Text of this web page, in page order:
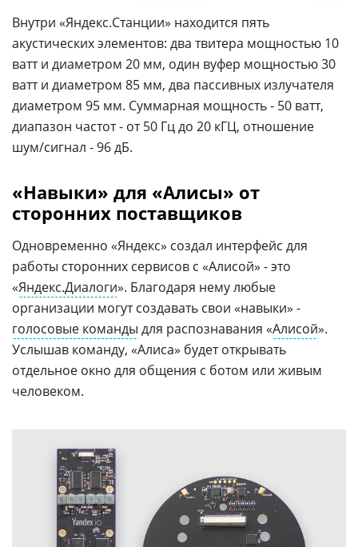
Внутри «Яндекс.Станции» находится пять
акустических элементов: два твитера мощностью 10
ватт и диаметром 20 мм, один вуфер мощностью 30
ватт и диаметром 85 мм, два пассивных излучателя
диаметром 95 мм. Суммарная мощность - 50 ватт,
диапазон частот - от 50 Гц до 20 кГЦ, отношение
шум/сигнал - 96 дБ.
«Навыки» для «Алисы» от
сторонних поставщиков
Одновременно «Яндекс» создал интерфейс для
работы сторонних сервисов с «Алисой» - это
«Яндекс.Диалоги». Благодаря нему любые
организации могут создавать свои «навыки» -
голосовые команды для распознавания «Алисой».
Услышав команду, «Алиса» будет открывать
отдельное окно для общения с ботом или живым
человеком.